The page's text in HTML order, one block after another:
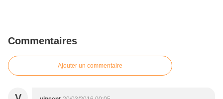
Commentaires
Ajouter un commentaire